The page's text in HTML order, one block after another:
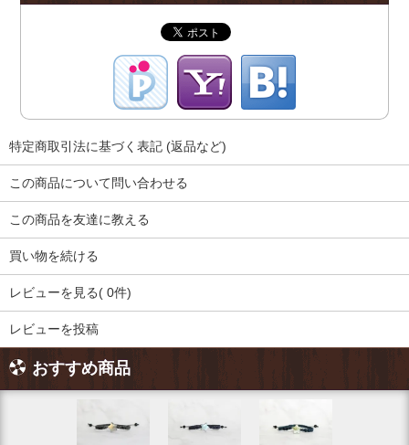
特定商取引法に基づく表記 (返品など)
この商品について問い合わせる
この商品を友達に教える
買い物を続ける
レビューを見る( 0件)
レビューを投稿
おすすめ商品